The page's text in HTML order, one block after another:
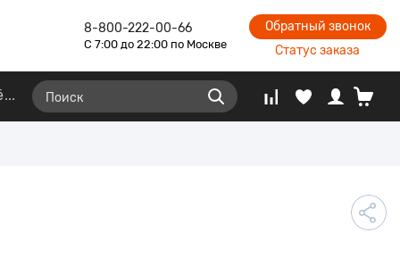
8-800-222-00-66
С 7:00 до 22:00 по Москве
Обратный звонок
Статус заказа